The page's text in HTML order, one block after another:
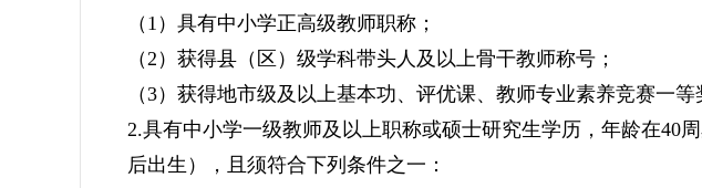
（1）具有中小学正高级教师职称；
（2）获得县（区）级学科带头人及以上骨干教师称号；
（3）获得地市级及以上基本功、评优课、教师专业素养竞赛一等
2.具有中小学一级教师及以上职称或硕士研究生学历，年龄在40
后出生），且须符合下列条件之一：